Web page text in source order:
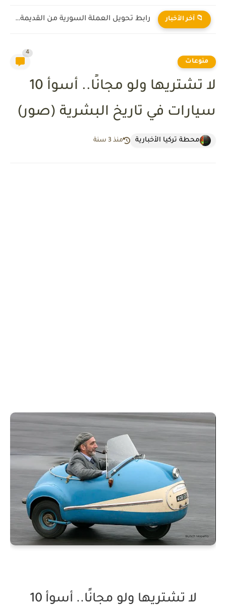
📁 آخر الأخبار ماذا يعني رفع العقوبات على سوريا؟
منوعات
4
لا تشتريها ولو مجانًا.. أسوأ 10
سيارات في تاريخ البشرية (صور)
محطة تركيا الأخبارية منذ 3 سنة
لا تشتريها ولو مجانًا.. أسوأ 10